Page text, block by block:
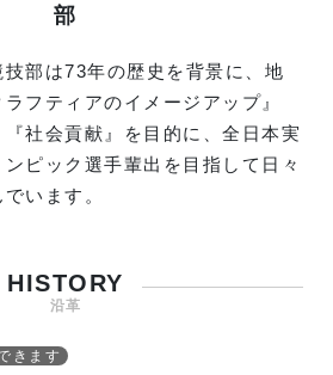
部
部は73年の歴史を背景に、地
フティアのイメージアップ』
『社会貢献』を目的に、全日本実
ピック選手輩出を目指して日々
います。
HISTORY
沿革